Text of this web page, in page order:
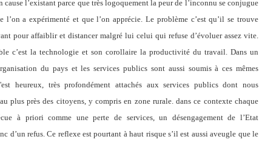
cause l’existant parce que très logoquement la peur de l’inconnu se conjugue
l’on a expérimenté et que l’on apprécie. Le problème c’est qu’il se trouve
pour affaiblir et distancer malgré lui celui qui refuse d’évoluer assez vite.
c’est la technologie et son corollaire la productivité du travail. Dans un
du pays et les services publics sont aussi soumis à ces mêmes
heureux, très profondément attachés aux services publics dont nous
plus près des citoyens, y compris en zone rurale. dans ce contexte chaque
à priori comme une perte de services, un désengagement de l’Etat
d’un refus. Ce reflexe est pourtant à haut risque s’il est aussi aveugle que le